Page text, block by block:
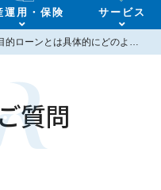
運用・保険 サービス
多目的ローンとは具体的にどのような使いみちで利用が可能ですか？
質問